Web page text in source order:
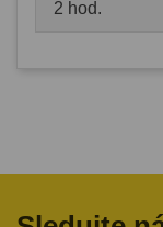
2 hod.